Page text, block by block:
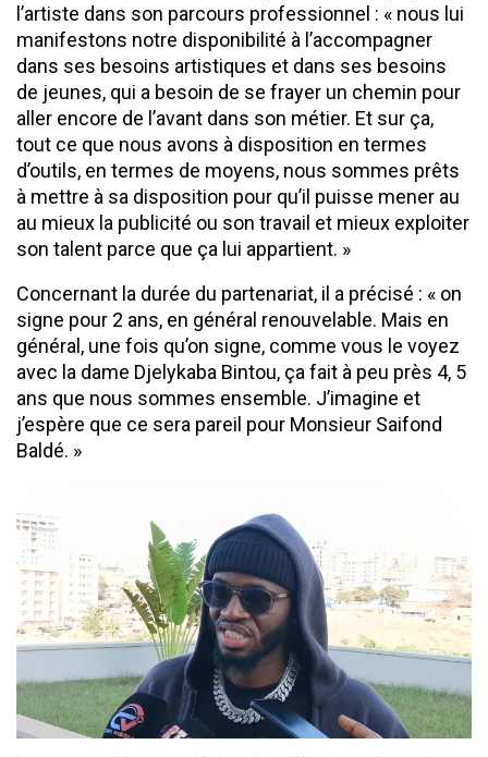
l’artiste dans son parcours professionnel : « nous lui
manifestons notre disponibilité à l’accompagner
dans ses besoins artistiques et dans ses besoins
de jeunes, qui a besoin de se frayer un chemin pour
aller encore de l’avant dans son métier. Et sur ça,
tout ce que nous avons à disposition en termes
d’outils, en termes de moyens, nous sommes prêts
à mettre à sa disposition pour qu’il puisse mener au
au mieux la publicité ou son travail et mieux exploiter
son talent parce que ça lui appartient. »
Concernant la durée du partenariat, il a précisé : « on
signe pour 2 ans, en général renouvelable. Mais en
général, une fois qu’on signe, comme vous le voyez
avec la dame Djelykaba Bintou, ça fait à peu près 4, 5
ans que nous sommes ensemble. J’imagine et
j’espère que ce sera pareil pour Monsieur Saifond
Baldé. »